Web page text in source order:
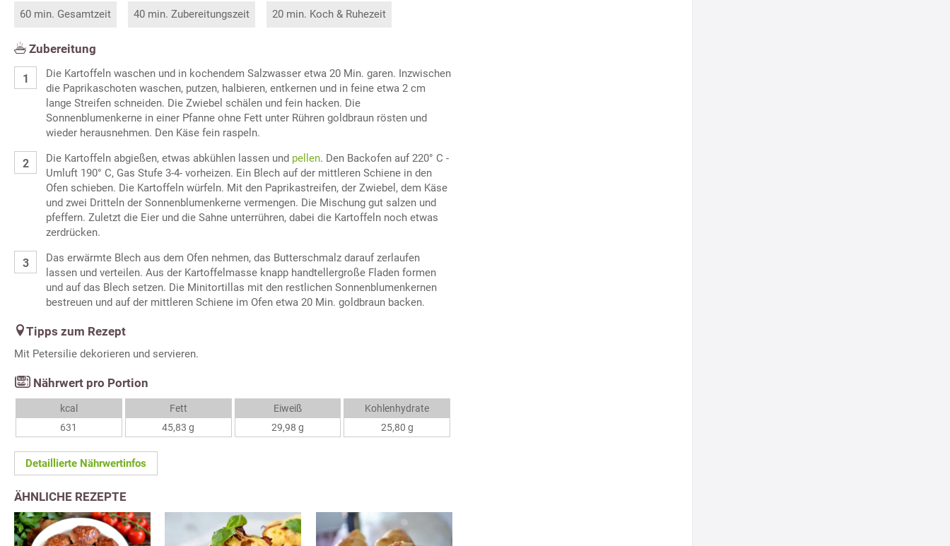
60 min. Gesamtzeit 40 min. Zubereitungszeit 20 min. Koch & Ruhezeit
Zubereitung
Die Kartoffeln waschen und in kochendem Salzwasser etwa 20 Min. garen. Inzwischen
die Paprikaschoten waschen, putzen, halbieren, entkernen und in feine etwa 2 cm
lange Streifen schneiden. Die Zwiebel schälen und fein hacken. Die
Sonnenblumenkerne in einer Pfanne ohne Fett unter Rühren goldbraun rösten und
wieder herausnehmen. Den Käse fein raspeln.
Die Kartoffeln abgießen, etwas abkühlen lassen und pellen. Den Backofen auf 220° C -
Umluft 190° C, Gas Stufe 3-4- vorheizen. Ein Blech auf der mittleren Schiene in den
Ofen schieben. Die Kartoffeln würfeln. Mit den Paprikastreifen, der Zwiebel, dem Käse
und zwei Dritteln der Sonnenblumenkerne vermengen. Die Mischung gut salzen und
pfeffern. Zuletzt die Eier und die Sahne unterrühren, dabei die Kartoffeln noch etwas
zerdrücken.
Das erwärmte Blech aus dem Ofen nehmen, das Butterschmalz darauf zerlaufen
lassen und verteilen. Aus der Kartoffelmasse knapp handtellergroße Fladen formen
und auf das Blech setzen. Die Minitortillas mit den restlichen Sonnenblumenkernen
bestreuen und auf der mittleren Schiene im Ofen etwa 20 Min. goldbraun backen.
Tipps zum Rezept
Mit Petersilie dekorieren und servieren.
Nährwert pro Portion
kcal
631
Fett
45,83 g
Eiweiß
29,98 g
Kohlenhydrate
25,80 g
Detaillierte Nährwertinfos
ÄHNLICHE REZEPTE